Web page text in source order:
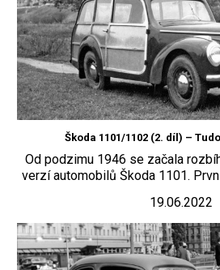
Škoda 1101/1102 (2. díl) –
Od podzimu 1946 se začala
verzí automobilů Škoda 1101.
19.06.2022